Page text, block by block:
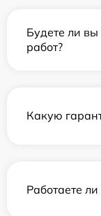
Будете ли
работ?
Какую
Работаете